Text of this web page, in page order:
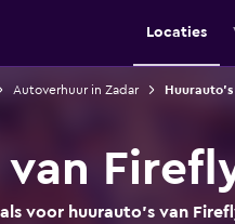
Locaties
Autoverhuur in Zadar
voor huurauto's van